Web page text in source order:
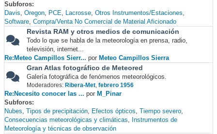
Subforos
Davis Oregon PCE Lacrosse Otros Instrumentos/Estaciones
Software Compra/Venta No Comercial de Material Aficionado
Revista RAM y otros medios de comunicación
Todo lo que se habla de la meteorología en prensa, radio,
televisión, internet...
Re:Meteo Campillos Sierr... por Meteo Campillos Sierra
Gran Atlas fotográfico de Meteored
Galería fotográfica de fenómenos meteorológicos.
Moderadores: Ribera-Met, febrero 1956
Re:Necesito conocer las ... por M_Pinar
Subforos
Nubes Tipos de precipitación Efectos ópticos Tiempo severo
Consecuencias meteorológicas y climáticas
Instrumentos de
Meteorología y técnicas de observación